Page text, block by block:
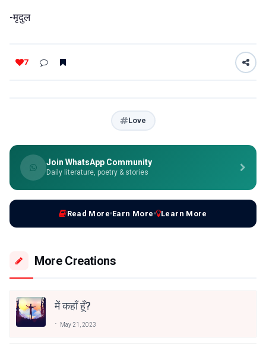
-मृदुल
7
Love
Join WhatsApp Community
Daily literature, poetry & stories
Read More Earn More Learn More
More Creations
में कहाँ हूँ?
May 21, 2023